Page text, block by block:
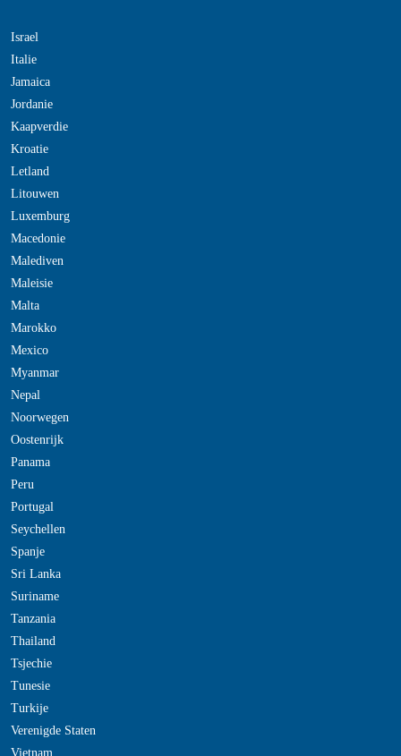
Israel
Italie
Jamaica
Jordanie
Kaapverdie
Kroatie
Letland
Litouwen
Luxemburg
Macedonie
Malediven
Maleisie
Malta
Marokko
Mexico
Myanmar
Nepal
Noorwegen
Oostenrijk
Panama
Peru
Portugal
Seychellen
Spanje
Sri Lanka
Suriname
Tanzania
Thailand
Tsjechie
Tunesie
Turkije
Verenigde Staten
Vietnam